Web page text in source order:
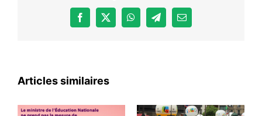
Facebook
X WhatsAppTelegramEmail
Articles similaires